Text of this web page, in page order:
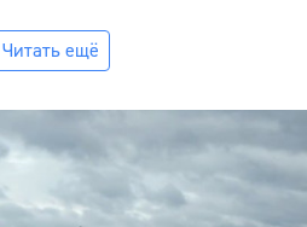
Читать ещё